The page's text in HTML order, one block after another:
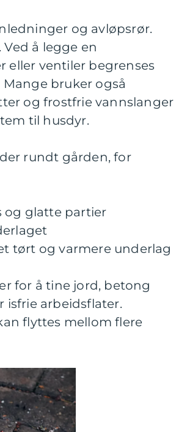
og avløpsrør.
å legge en
eller ventiler begrenses
bruker også
og frostfrie vannslanger
til husdyr.
rundt gården, for
og glatte partier
tørt og varmere underlag
for å tine jord, betong
isfrie arbeidsflater.
flyttes mellom flere